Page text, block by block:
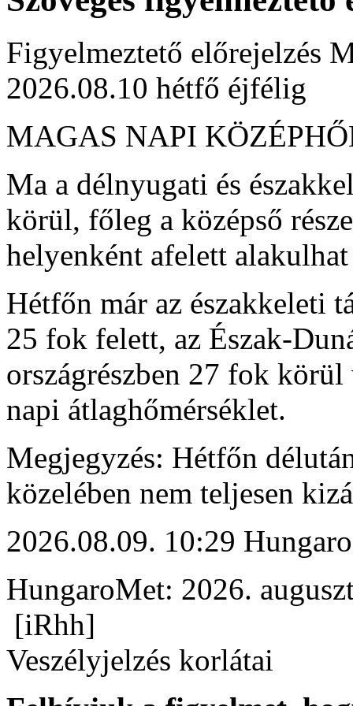
Figyelmeztető előrejelzés
2026.08.10 hétfő éjfélig
MAGAS NAPI
Ma a délnyugati és
körül, főleg a középső
helyenként afelett
Hétfőn már az északkeleti
25 fok felett, az Észak-
országrészben 27 fok
napi átlaghőmérséklet.
Megjegyzés: Hétfőn
közelében nem teljesen
2026.08.09. 10:29
HungaroMet: 2026.
[iRhh]
Veszélyjelzés korlátai